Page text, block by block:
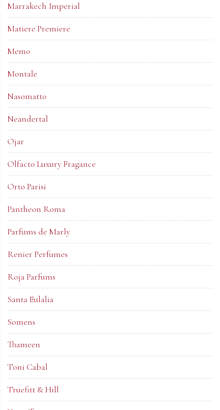
Marrakech Imperial
Matiere Premiere
Memo
Montale
Nasomatto
Neandertal
Ojar
Olfacto Luxury Fragance
Orto Parisi
Pantheon Roma
Parfums de Marly
Renier Perfumes
Roja Parfums
Santa Eulalia
Somens
Thameen
Toni Cabal
Truefitt & Hill